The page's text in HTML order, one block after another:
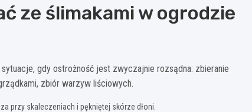
ze ślimakami w ogrodzie
gdy ostrożność jest zwyczajnie rozsądna: zbieranie
zbiór warzyw liściowych.
przy skaleczeniach i pękniętej skórze dłoni.